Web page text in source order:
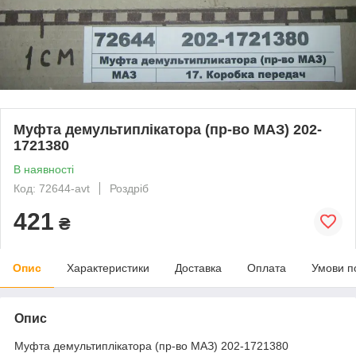
Муфта демультиплікатора (пр-во МАЗ) 202-
1721380
В наявності
Код: 72644-avt
Роздріб
421 ₴
Опис Характеристики Доставка Оплата Умови
Опис
Муфта демультиплікатора (пр-во МАЗ) 202-1721380